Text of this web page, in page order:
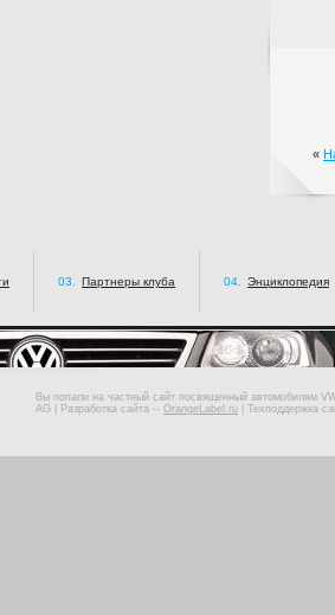
«
03. Партнеры клуба 04. Энциклопедия
Вы попали на частный сайт посвященный автомобилям
AG |
Разработка сайта -- OrangeLabel.ru Техподдержка